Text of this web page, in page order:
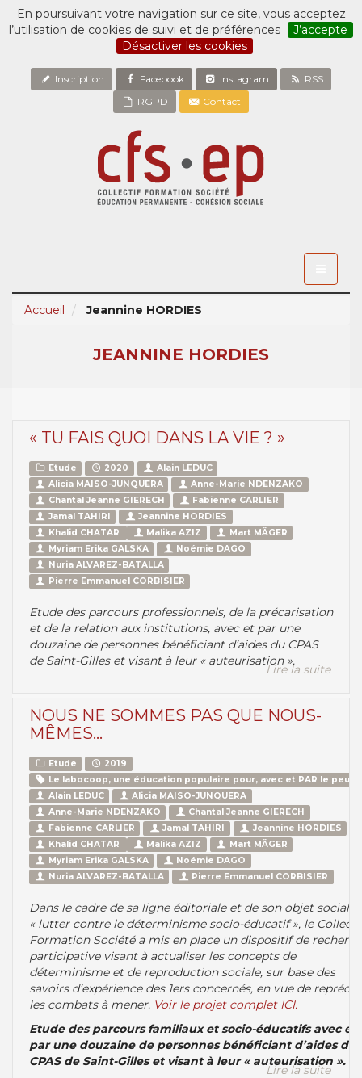
En poursuivant votre navigation sur ce site, vous acceptez
l’utilisation de cookies de suivi et de préférences
J’accepte
Désactiver les cookies
Inscription Facebook Instagram
RSS
RGPD
Contact
Accueil
Jeannine HORDIES
JEANNINE HORDIES
« TU FAIS QUOI DANS LA VIE ? »
Etude 2020
Alain LEDUC
Alicia MAISO-JUNQUERA
Anne-Marie NDENZAKO
Chantal Jeanne GIERECH
Fabienne CARLIER
Jamal TAHIRI
Jeannine HORDIES
Khalid CHATAR
Malika AZIZ
Mart MÄGER
Myriam Erika GALSKA
Noémie DAGO
Nuria ALVAREZ-BATALLA
Pierre Emmanuel CORBISIER
Etude des parcours professionnels, de la précarisation
et de la relation aux institutions, avec et par une
douzaine de personnes bénéficiant d’aides du CPAS
de Saint-Gilles et visant à leur « auteurisation ».
Lire la suite
NOUS NE SOMMES PAS QUE NOUS-
MÊMES…
Etude
2019
Le labocoop, une éducation populaire pour, avec et PAR le
Alain LEDUC
Alicia MAISO-JUNQUERA
Anne-Marie NDENZAKO
Chantal Jeanne GIERECH
Fabienne CARLIER
Jamal TAHIRI
Jeannine HORDIES
Khalid CHATAR
Malika AZIZ
Mart MÄGER
Myriam Erika GALSKA
Noémie DAGO
Nuria ALVAREZ-BATALLA
Pierre Emmanuel CORBISIER
Dans le cadre de sa ligne éditoriale et de son objet social
« lutter contre le déterminisme socio-éducatif », le
Formation Société a mis en place un dispositif de
participative visant à actualiser les concepts de
déterminisme et de reproduction sociale, sur base des
savoirs d’expérience des 1ers concernés, en vue de
les combats à mener. Voir le projet complet ICI.
Etude des parcours familiaux et socio-éducatifs avec et
par une douzaine de personnes bénéficiant d’aides du
CPAS de Saint-Gilles et visant à leur « auteurisation ».
Lire la suite